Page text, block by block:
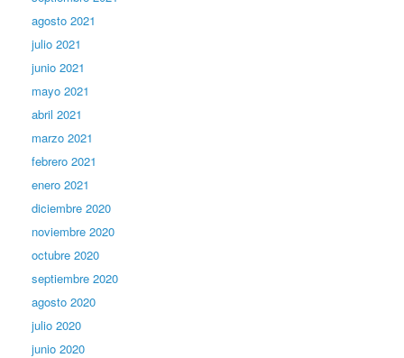
agosto 2021
julio 2021
junio 2021
mayo 2021
abril 2021
marzo 2021
febrero 2021
enero 2021
diciembre 2020
noviembre 2020
octubre 2020
septiembre 2020
agosto 2020
julio 2020
junio 2020